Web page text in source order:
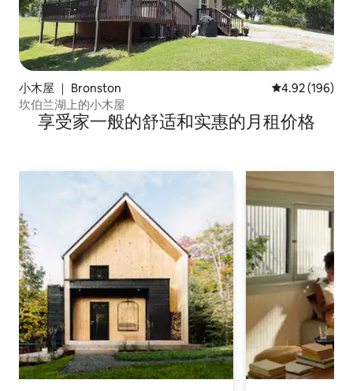
小木屋 ｜ Bronston 平均评分 4.92
4.92 (196)
坎伯兰湖上的小木屋
享受家一般的舒适和实惠的月租价格